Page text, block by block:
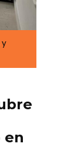
y
en